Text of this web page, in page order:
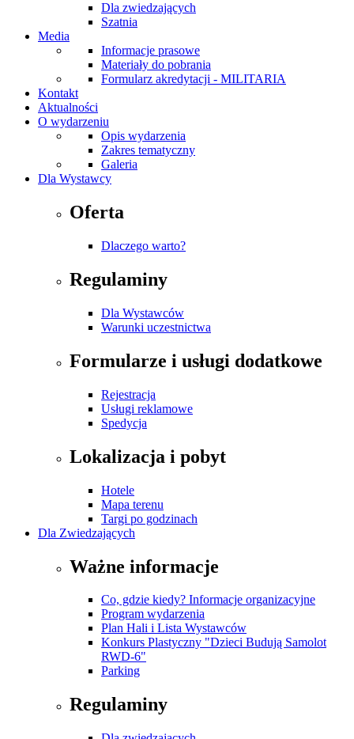
Dla zwiedzających
Szatnia
Media
Informacje prasowe
Materiały do pobrania
Formularz akredytacji - MILITARIA
Kontakt
Aktualności
O wydarzeniu
Opis wydarzenia
Zakres tematyczny
Galeria
Dla Wystawcy
Oferta
Dlaczego warto?
Regulaminy
Dla Wystawców
Warunki uczestnictwa
Formularze i usługi dodatkowe
Rejestracja
Usługi reklamowe
Spedycja
Lokalizacja i pobyt
Hotele
Mapa terenu
Targi po godzinach
Dla Zwiedzających
Ważne informacje
Co, gdzie kiedy? Informacje organizacyjne
Program wydarzenia
Plan Hali i Lista Wystawców
Konkurs Plastyczny "Dzieci Budują Samolot
RWD-6"
Parking
Regulaminy